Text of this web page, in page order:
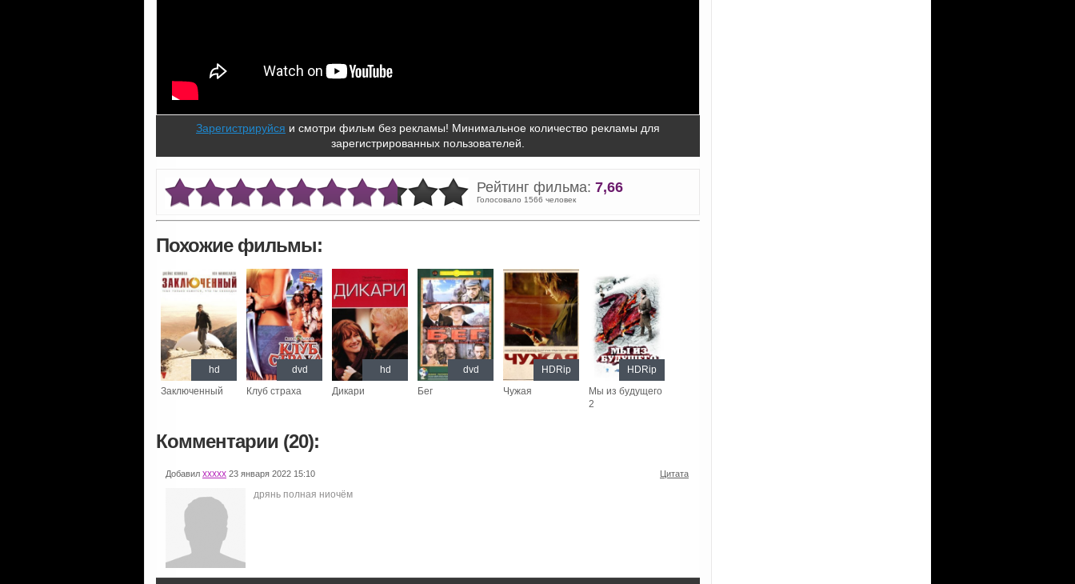
Зарегистрируйся и смотри фильм без рекламы! Минимальное количество рекламы для
зарегистрированных пользователей.
Рейтинг фильма: 7,66
Голосовало 1566 человек
Похожие фильмы:
Заключенный
hd
Клуб страха
dvd
Дикари
hd
Бег
dvd
Чужая
HDRip
Мы из будущего
2
HDRip
Комментарии (20):
Добавил ххххх 23 января 2022 15:10 Цитата
дрянь полная ниочём